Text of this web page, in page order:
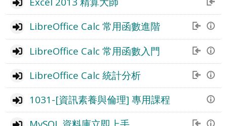
LibreOffice Calc 常用函數進階
LibreOffice Calc 常用函數入門
LibreOffice Calc 統計分析
1031-[資訊素養與倫理] 專用課程